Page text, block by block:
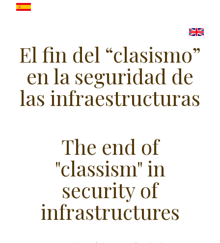
El fin del “clasismo”
en la seguridad de
las infraestructuras
The end of
"classism" in
security of
infrastructures